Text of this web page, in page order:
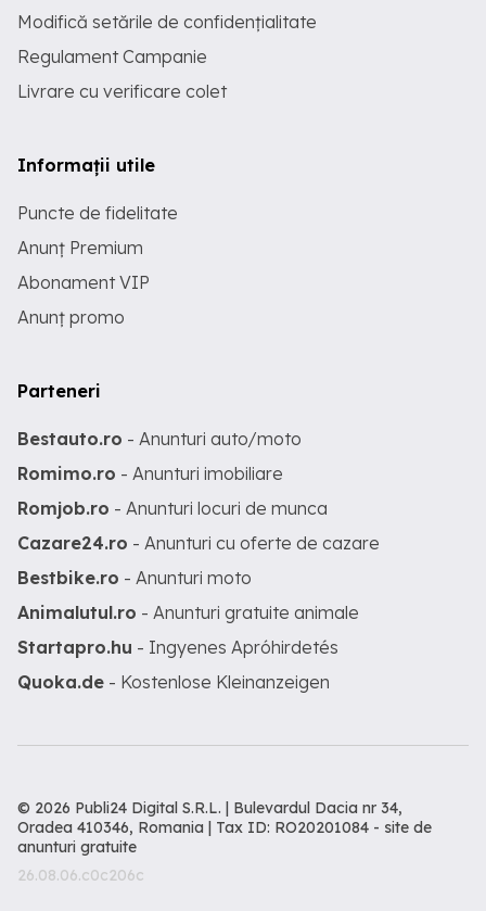
Modifică setările de confidențialitate
Regulament Campanie
Livrare cu verificare colet
Informații utile
Puncte de fidelitate
Anunț Premium
Abonament VIP
Anunț promo
Parteneri
Bestauto.ro - Anunturi auto/moto
Romimo.ro - Anunturi imobiliare
Romjob.ro - Anunturi locuri de munca
Cazare24.ro - Anunturi cu oferte de cazare
Bestbike.ro - Anunturi moto
Animalutul.ro - Anunturi gratuite animale
Startapro.hu - Ingyenes Apróhirdetés
Quoka.de - Kostenlose Kleinanzeigen
© 2026 Publi24 Digital S.R.L. | Bulevardul Dacia nr 34,
Oradea 410346, Romania | Tax ID: RO20201084 - site de
anunturi gratuite
26.08.06.c0c206c